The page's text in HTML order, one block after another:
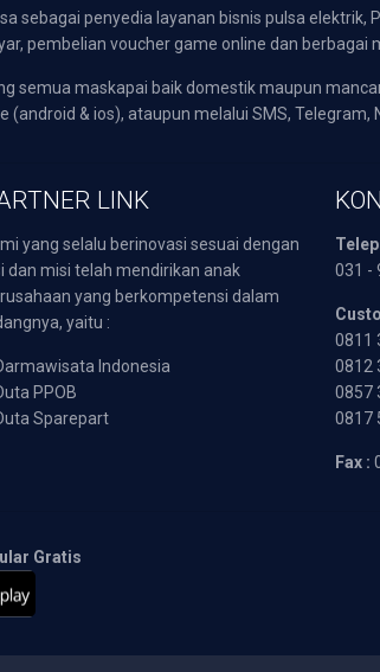
sebagai penyedia layanan bisnis pulsa elektrik,
pembelian voucher game online dan
semua maskapai baik domestik maupun
& ios), ataupun melalui SMS, Telegram,
LINK
yang selalu berinovasi sesuai dengan
dan misi telah mendirikan anak
yang berkompetensi dalam
yaitu :
Indonesia
PPOB
Sparepart
031 -
0811
0812
0857
0817
Fax :
Gratis